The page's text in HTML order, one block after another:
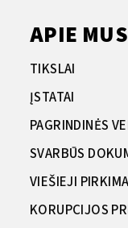
APIE MUS
TIKSLAI
ĮSTATAI
PAGRINDINĖS
SVARBŪS
VIEŠIEJI
KORUPCIJOS